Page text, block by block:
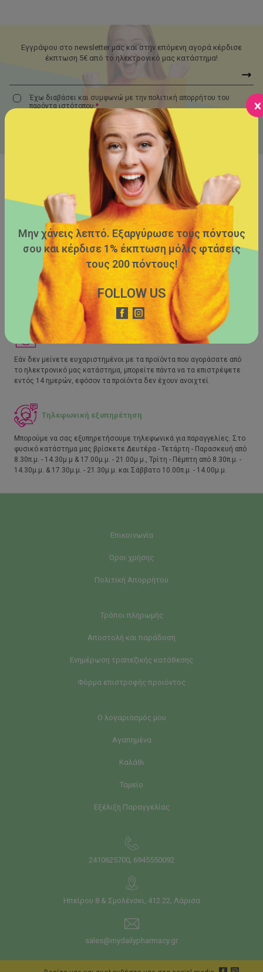
Εγγράψου στο newsletter μας και στην επόμενη αγορά κέρδισε
έκπτωση 5€ από το ηλεκτρονικό μας κατάστημα!
Έχω διαβάσει και συμφωνώ με την πολιτική απορρήτου του
παρόντα ιστότοπου *
Δωρεάν μεταφορικά
Κάνετε τις αγορές σας από το ηλεκτρονικό μας κατάστημα και
αποκτήσετε τη δυνατότητα δωρεάν μεταφορικών, εφόσον οι αγορές
σας ξεπερνούν τα €39,00.
Επιστροφή προϊόντων
Εάν δεν μείνετε ευχαριστημένοι με τα προϊόντα που αγοράσατε από
το ηλεκτρονικό μας κατάστημα, μπορείτε πάντα να τα επιστρέψετε
εντός 14 ημερών, εφόσον τα προϊόντα δεν έχουν ανοιχτεί.
Τηλεφωνική εξυπηρέτηση
Μπορούμε να σας εξυπηρετήσουμε τηλεφωνικά για παραγγελίες. Στο
φυσικό κατάστημα μας βρίσκετε Δευτέρα - Τετάρτη - Παρασκευή από
8.30π.μ. - 14.30μ.μ & 17.00μ.μ. - 21.00μ.μ., Τρίτη - Πέμπτη από 8.30π.μ. -
14.30μ.μ. & 17.30μ.μ. - 21.30μ.μ. και Σάββατο 10.00π.μ. - 14.00μ.μ.
Επικοινωνία
Όροι χρήσης
Πολιτική Απορρήτου
Τρόποι πληρωμής
Αποστολή και παράδοση
Ενημέρωση τραπεζικής κατάθεσης
Φόρμα επιστροφής προιόντος
Ο λογαριασμός μου
Αγαπημένα
Καλάθι
Ταμείο
Εξέλιξη Παραγγελίας
2410625700, 6945550092
Ηπείρου 8 & Σμολένσκι, 412 22, Λάρισα
sales@mydailypharmacy.gr
Μην χάνεις λεπτό. Εξαργύρωσε τους πόντους
σου και κέρδισε 1% έκπτωση μόλις φτάσεις
τους 200 πόντους!
FOLLOW US